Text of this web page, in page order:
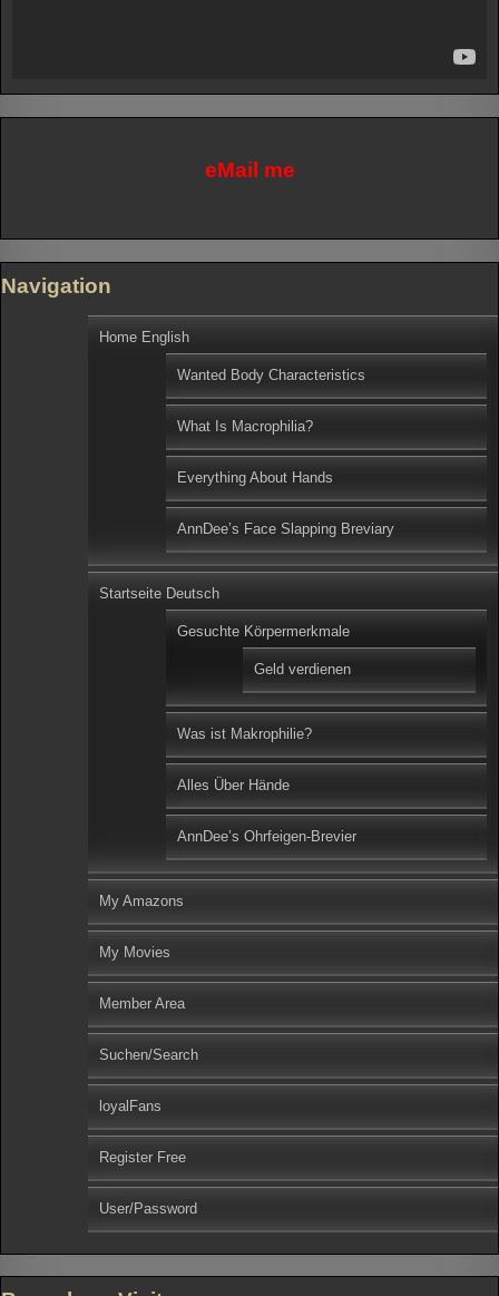
eMail me
Navigation
Home English
Wanted Body Characteristics
What Is Macrophilia?
Everything About Hands
AnnDee’s Face Slapping Breviary
Startseite Deutsch
Gesuchte Körpermerkmale
Geld verdienen
Was ist Makrophilie?
Alles Über Hände
AnnDee’s Ohrfeigen-Brevier
My Amazons
My Movies
Member Area
Suchen/Search
loyalFans
Register Free
User/Password